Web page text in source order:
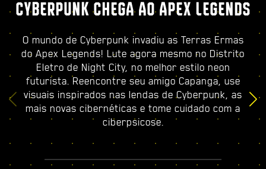
CYBERPUNK CHEGA AO APEX LEGENDS
O mundo de Cyberpunk invadiu as Terras Ermas
do Apex Legends! Lute agora mesmo no Distrito
Eletro de Night City, no melhor estilo neon
futurista. Reencontre seu amigo Capanga, use
visuais inspirados nas lendas de Cyberpunk, as
mais novas cibernéticas e tome cuidado com a
ciberpsicose.